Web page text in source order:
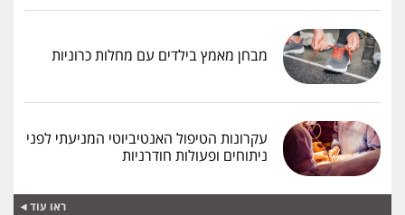
מבחן מאמץ בילדים עם מחלות כרוניות
עקרונות הטיפול האנטיביוטי המניעתי לפני
ניתוחים ופעולות חודרניות
ראו עוד